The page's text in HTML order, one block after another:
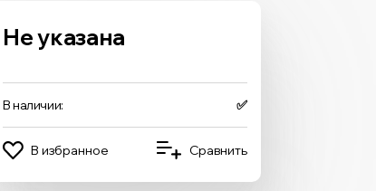
Не указана
В наличии: ✅
В избранное Сравнить